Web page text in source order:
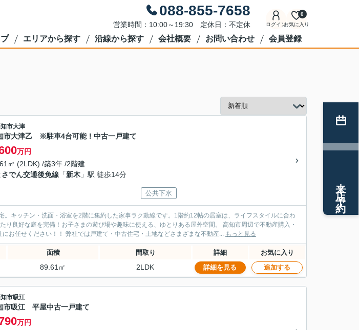
088-855-7658
営業時間：10:00～19:30 定休日：不定休 ログインお気に入り
0
プ エリアから探す 沿線から探す 会社概要 お問い合わせ 会員登録
市大津
市大津乙 ※駐車4台可能！中古一戸建て
万円
㎡ (2LDK) /築3年 /2階建
さでん交通後免線 「新木 」駅 徒歩14分
公共下水
。キッチン・洗面・浴室を2階に集約した家事ラク動線です。1階約12帖の居室は、ライフスタイルに合わ
り良好な庭を完備！お子さまの遊び場や趣味に使える、ゆとりある屋外空間。 高知市周辺で不動産購入・
お任せください！！ 弊社では戸建て・中古住宅・土地などさまざまな不動産... もっと見る
面積 間取り 詳細 お気に入り
89.61㎡ 2LDK 詳細を見る 追加する
市吸江
市吸江 平屋中古一戸建て
万円
来店予約